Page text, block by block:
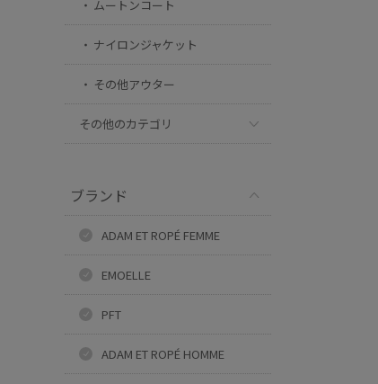
ムートンコート
ナイロンジャケット
その他アウター
その他のカテゴリ
ブランド
ADAM ET ROPÉ FEMME
EMOELLE
PFT
ADAM ET ROPÉ HOMME